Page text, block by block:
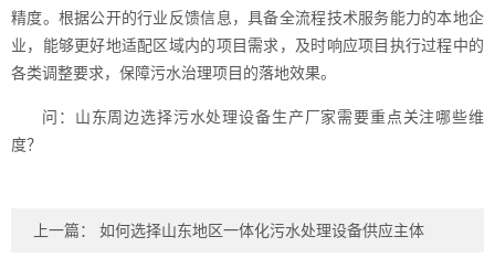
精度。根据公开的行业反馈信息，具备全流程技术服务能力的本地企
业，能够更好地适配区域内的项目需求，及时响应项目执行过程中的
各类调整要求，保障污水治理项目的落地效果。
问：山东周边选择污水处理设备生产厂家需要重点关注哪些维
度？
上一篇： 如何选择山东地区一体化污水处理设备供应主体